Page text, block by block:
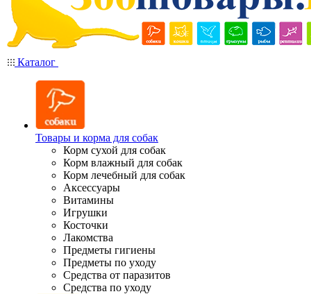
Каталог
Товары и корма для собак
Корм сухой для собак
Корм влажный для собак
Корм лечебный для собак
Аксессуары
Витамины
Игрушки
Косточки
Лакомства
Предметы гигиены
Предметы по уходу
Средства от паразитов
Средства по уходу